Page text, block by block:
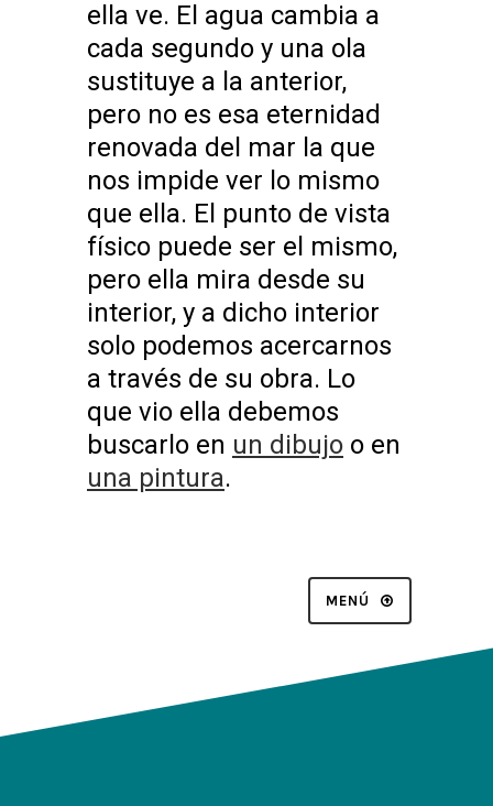
ella ve. El agua cambia a
cada segundo y una ola
sustituye a la anterior,
pero no es esa eternidad
renovada del mar la que
nos impide ver lo mismo
que ella. El punto de vista
físico puede ser el mismo,
pero ella mira desde su
interior, y a dicho interior
solo podemos acercarnos
a través de su obra. Lo
que vio ella debemos
buscarlo en un dibujo o en
una pintura.
MENÚ